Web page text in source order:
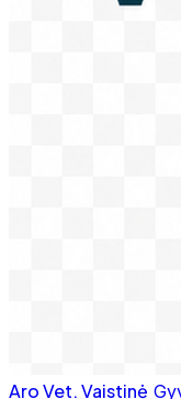
Aro Vet. Vaistinė